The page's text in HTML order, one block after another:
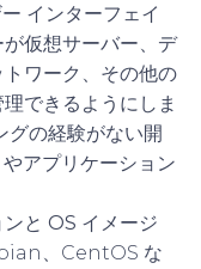
インターフェイ
仮想サーバー、デ
ワーク、その他の
できるようにしま
グの経験がない開
アプリケーション
と OS イメージ
、CentOS な